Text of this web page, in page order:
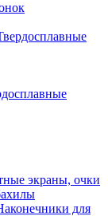
экраны, очки
для